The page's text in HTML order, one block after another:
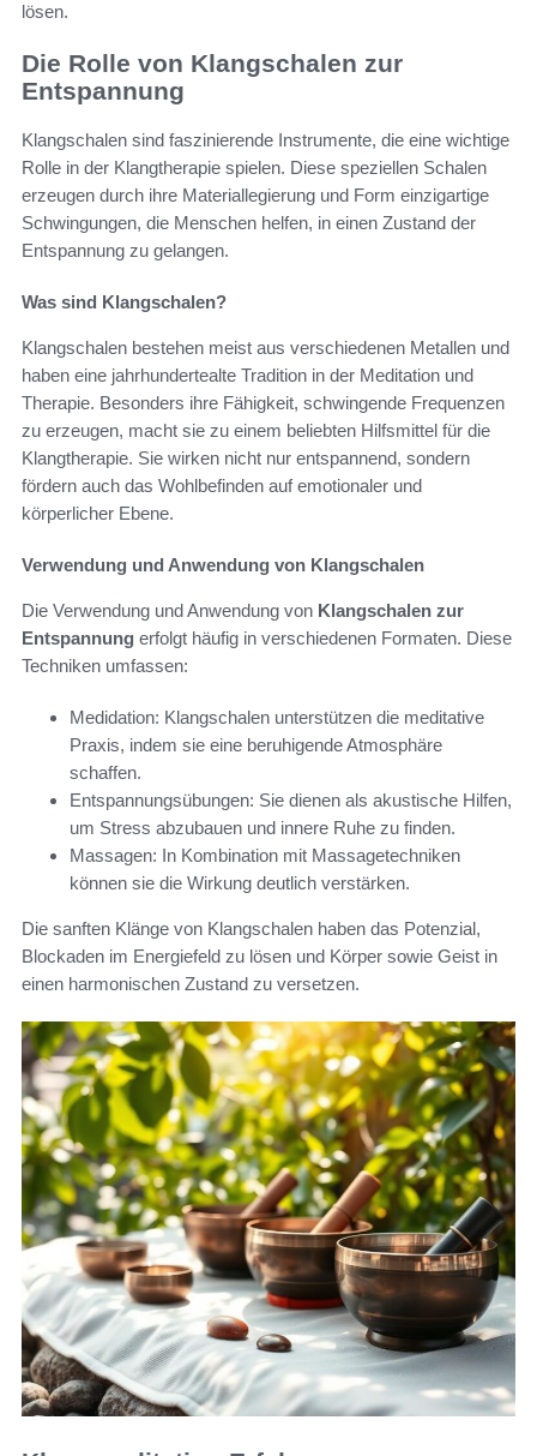
lösen.
Die Rolle von Klangschalen zur
Entspannung
Klangschalen sind faszinierende Instrumente, die eine wichtige
Rolle in der Klangtherapie spielen. Diese speziellen Schalen
erzeugen durch ihre Materiallegierung und Form einzigartige
Schwingungen, die Menschen helfen, in einen Zustand der
Entspannung zu gelangen.
Was sind Klangschalen?
Klangschalen bestehen meist aus verschiedenen Metallen und
haben eine jahrhundertealte Tradition in der Meditation und
Therapie. Besonders ihre Fähigkeit, schwingende Frequenzen
zu erzeugen, macht sie zu einem beliebten Hilfsmittel für die
Klangtherapie. Sie wirken nicht nur entspannend, sondern
fördern auch das Wohlbefinden auf emotionaler und
körperlicher Ebene.
Verwendung und Anwendung von Klangschalen
Die Verwendung und Anwendung von Klangschalen zur
Entspannung erfolgt häufig in verschiedenen Formaten. Diese
Techniken umfassen:
Medidation: Klangschalen unterstützen die meditative
Praxis, indem sie eine beruhigende Atmosphäre
schaffen.
Entspannungsübungen: Sie dienen als akustische Hilfen,
um Stress abzubauen und innere Ruhe zu finden.
Massagen: In Kombination mit Massagetechniken
können sie die Wirkung deutlich verstärken.
Die sanften Klänge von Klangschalen haben das Potenzial,
Blockaden im Energiefeld zu lösen und Körper sowie Geist in
einen harmonischen Zustand zu versetzen.